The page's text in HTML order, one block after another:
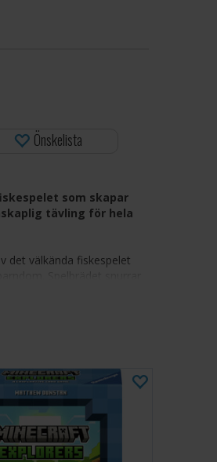
Önskelista
som skapar
tävling för hela
det välkända fiskespelet
Spelbrädet snurrar
munnar, och spelarna
om att vara först med att
fiskarna öppnar och
så många fiskar som
och koncentration på